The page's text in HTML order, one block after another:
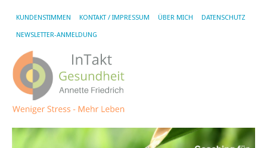
KUNDENSTIMMEN KONTAKT / IMPRESSUM ÜBER MICH DATENSCHUTZ
NEWSLETTER-ANMELDUNG